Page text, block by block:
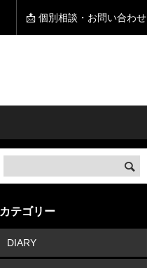
📩 個別相談・お問い合わせ
カテゴリー
DIARY